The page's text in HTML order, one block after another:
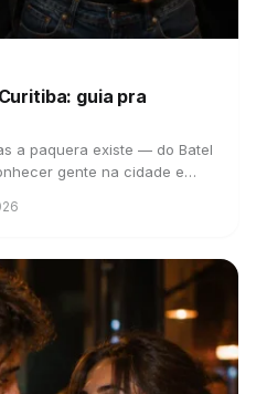
guia pra
a paquera existe — do Batel
gente na cidade e